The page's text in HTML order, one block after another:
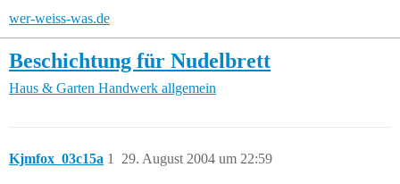
wer-weiss-was.de
Beschichtung für Nudelbrett
Haus & Garten Handwerk allgemein
Kjmfox_03c15a 29. August 2004 um 22:59
1